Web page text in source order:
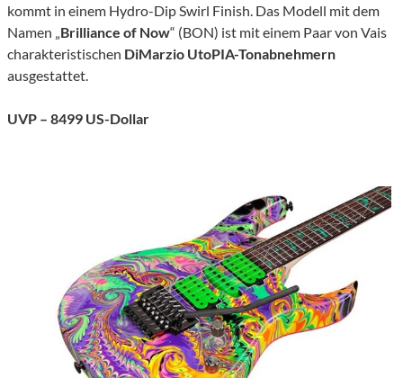
kommt in einem Hydro-Dip Swirl Finish. Das Modell mit dem
Namen „Brilliance of Now“ (BON) ist mit einem Paar von Vais
charakteristischen DiMarzio UtoPIA-Tonabnehmern
ausgestattet.
UVP – 8499 US-Dollar